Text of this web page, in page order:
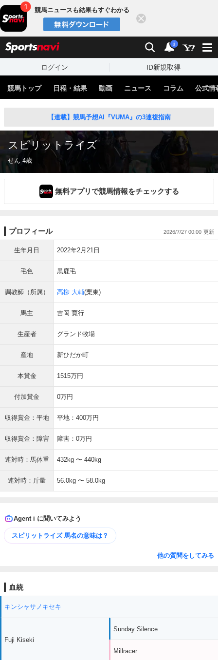
競馬ニュースも結果もすぐわかる
検索 通知
i
ログイン ID新規取得
競馬トップ 日程・結果 動画 ニュース コラム 公式情
【連載】競馬予想AI『VUMA』の3連複指南
スピリットライズ
せん 4歳
無料アプリで競馬情報をチェックする
プロフィール 2026/7/27 00:00
生年月日 2022年2月21日
毛色 黒鹿毛
調教師（所属） 高柳 大輔(栗東)
馬主 吉岡 寛行
生産者 グランド牧場
産地 新ひだか町
本賞金 1515万円
付加賞金 0万円
収得賞金：平地 平地：400万円
収得賞金：障害 障害：0万円
連対時：馬体重 432kg 〜 440kg
連対時：斤量 56.0kg 〜 58.0kg
Agent i に聞いてみよう
スピリットライズ 馬名の意味は？
他の質問をしてみる
血統
キンシャサノキセキ
Fuji Kiseki
Sunday Silence
Millracer